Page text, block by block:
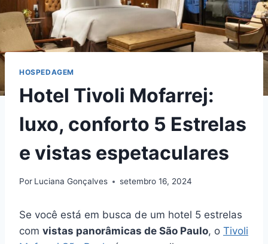
HOSPEDAGEM
Hotel Tivoli Mofarrej:
luxo, conforto 5 Estrelas
e vistas espetaculares
Por Luciana Gonçalves setembro 16, 2024
Se você está em busca de um hotel 5 estrelas
com vistas panorâmicas de São Paulo, o Tivoli